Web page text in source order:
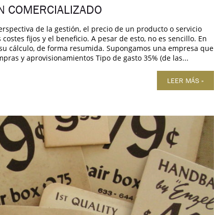
COMERCIALIZADO
de la gestión, el precio de un producto o servicio
fijos y el beneficio. A pesar de esto, no es sencillo. En
cálculo, de forma resumida. Supongamos una empresa que
y aprovisionamientos Tipo de gasto 35% (de las...
LEER MÁS »